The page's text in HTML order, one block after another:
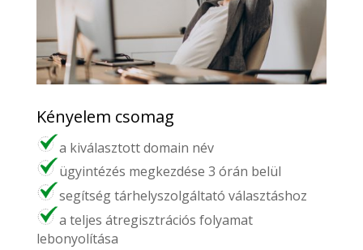
Kényelem csomag
a kiválasztott domain név
ügyintézés megkezdése 3 órán belül
segítség tárhelyszolgáltató választáshoz
a teljes átregisztrációs folyamat
lebonyolítása